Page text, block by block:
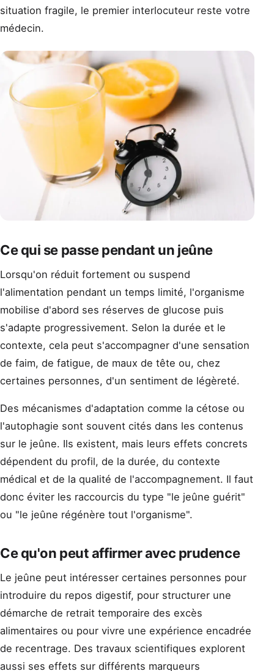
situation fragile, le premier interlocuteur reste votre
médecin.
Ce qui se passe pendant un jeûne
Lorsqu'on réduit fortement ou suspend
l'alimentation pendant un temps limité, l'organisme
mobilise d'abord ses réserves de glucose puis
s'adapte progressivement. Selon la durée et le
contexte, cela peut s'accompagner d'une sensation
de faim, de fatigue, de maux de tête ou, chez
certaines personnes, d'un sentiment de légèreté.
Des mécanismes d'adaptation comme la cétose ou
l'autophagie sont souvent cités dans les contenus
sur le jeûne. Ils existent, mais leurs effets concrets
dépendent du profil, de la durée, du contexte
médical et de la qualité de l'accompagnement. Il faut
donc éviter les raccourcis du type "le jeûne guérit"
ou "le jeûne régénère tout l'organisme".
Ce qu'on peut affirmer avec prudence
Le jeûne peut intéresser certaines personnes pour
introduire du repos digestif, pour structurer une
démarche de retrait temporaire des excès
alimentaires ou pour vivre une expérience encadrée
de recentrage. Des travaux scientifiques explorent
aussi ses effets sur différents marqueurs